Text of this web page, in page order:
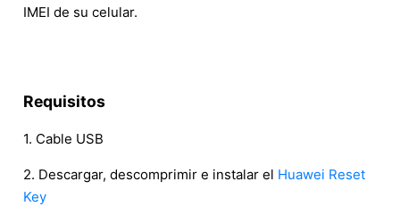
IMEI de su celular.
Requisitos
1. Cable USB
2. Descargar, descomprimir e instalar el Huawei Reset
Key